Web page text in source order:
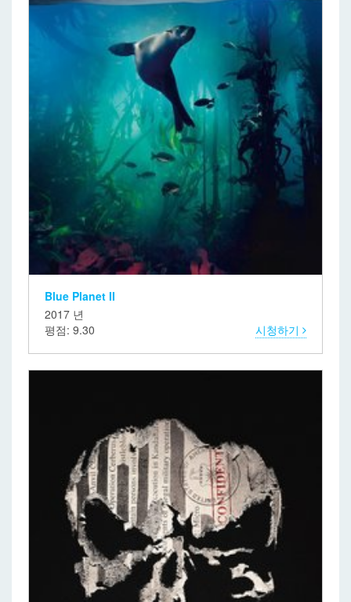
Blue Planet II
2017 년
평점: 9.30
시청하기